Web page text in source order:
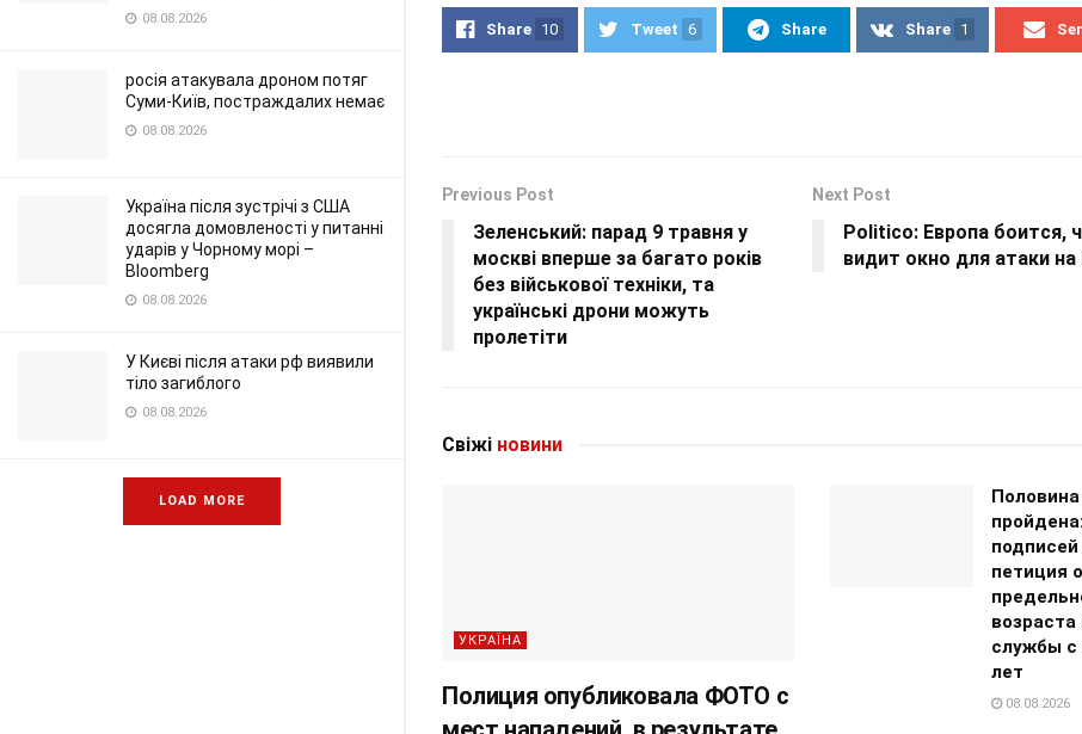
08.08.2026
росія атакувала дроном потяг
Суми-Київ, постраждалих немає
08.08.2026
Україна після зустрічі з США
досягла домовленості у питанні
ударів у Чорному морі –
Bloomberg
08.08.2026
У Києві після атаки рф виявили
тіло загиблого
08.08.2026
LOAD MORE
Share 10 Tweet 6 Share Share 1
Previous Post
Зеленський: парад 9 травня у
москві вперше за багато років
без військової техніки, та
українські дрони можуть
пролетіти
Next Post
Politico: Европа боится,
видит окно для атаки
Свіжі новини
УКРАЇНА
Полиция опубликовала ФОТО с
петиция
возраста
службы с
лет
08.08.2026